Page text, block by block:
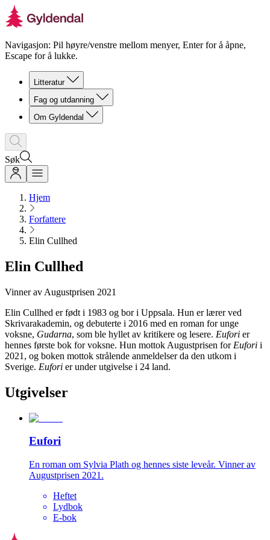
Navigasjon: Pil høyre/venstre mellom menyer, Enter for å åpne,
Escape for å lukke.
Litteratur
Fag og utdanning
Om Gyldendal
Søk
Hjem
Forfattere
Elin Cullhed
Elin Cullhed
Vinner av Augustprisen 2021
Elin Cullhed er født i 1983 og bor i Uppsala. Hun er lærer ved
Skrivarakademin, og debuterte i 2016 med en roman for unge
voksne, Gudarna, som ble hyllet av kritikere og lesere. Eufori er
hennes første bok for voksne. Hun mottok Augustprisen for Eufori i
2021, og boken mottok strålende anmeldelser da den utkom i
Sverige. Eufori er under utgivelse i 24 land.
Utgivelser
Eufori
En roman om Sylvia Plath og hennes siste leveår. Vinner av
Augustprisen 2021.
Heftet
Lydbok
E-bok